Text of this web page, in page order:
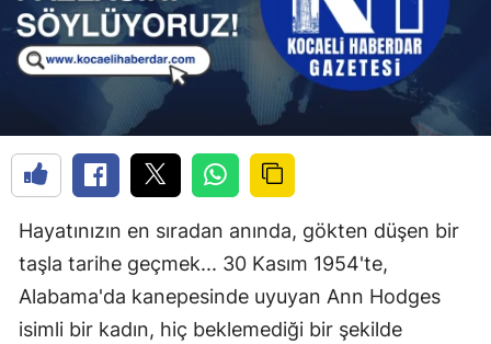
Hayatınızın en sıradan anında, gökten düşen bir
taşla tarihe geçmek... 30 Kasım 1954'te,
Alabama'da kanepesinde uyuyan Ann Hodges
isimli bir kadın, hiç beklemediği bir şekilde